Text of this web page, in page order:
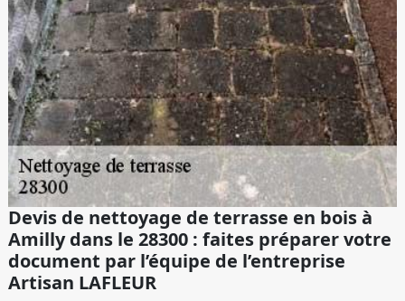
Devis de nettoyage de terrasse en bois à
Amilly dans le 28300 : faites préparer votre
document par l’équipe de l’entreprise
Artisan LAFLEUR